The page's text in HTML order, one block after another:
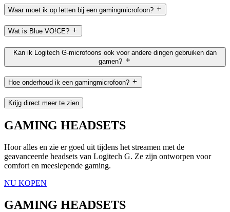
Waar moet ik op letten bij een gamingmicrofoon?
Wat is Blue VO!CE?
Kan ik Logitech G-microfoons ook voor andere dingen gebruiken dan
gamen?
Hoe onderhoud ik een gamingmicrofoon?
Krijg direct meer te zien
GAMING HEADSETS
Hoor alles en zie er goed uit tijdens het streamen met de
geavanceerde headsets van Logitech G. Ze zijn ontworpen voor
comfort en meeslepende gaming.
NU KOPEN
GAMING HEADSETS